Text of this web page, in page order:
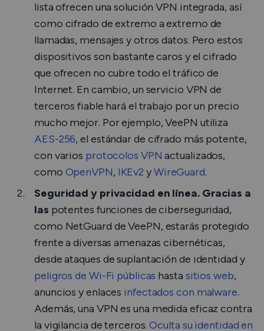
lista ofrecen una solución VPN integrada, así
como cifrado de extremo a extremo de
llamadas, mensajes y otros datos. Pero estos
dispositivos son bastante caros y el cifrado
que ofrecen no cubre todo el tráfico de
Internet. En cambio, un servicio VPN de
terceros fiable hará el trabajo por un precio
mucho mejor. Por ejemplo, VeePN utiliza
AES-256, el estándar de cifrado más potente,
con varios protocolos VPN actualizados,
como OpenVPN, IKEv2yWireGuard.
Seguridad y privacidad en línea. Gracias a
las potentes funciones de ciberseguridad,
como NetGuard de VeePN, estarás protegido
frente a diversas amenazas cibernéticas,
desde ataques de suplantación de identidad y
peligros de Wi-Fi públicas hasta sitios web,
anuncios y enlaces infectados con malware.
Además, una VPN es una medida eficaz contra
la vigilancia de terceros.Oculta su identidad en